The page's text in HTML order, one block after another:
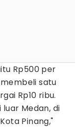
Rp500 per
satu
Rp10 ribu.
Medan, di
Pinang,"